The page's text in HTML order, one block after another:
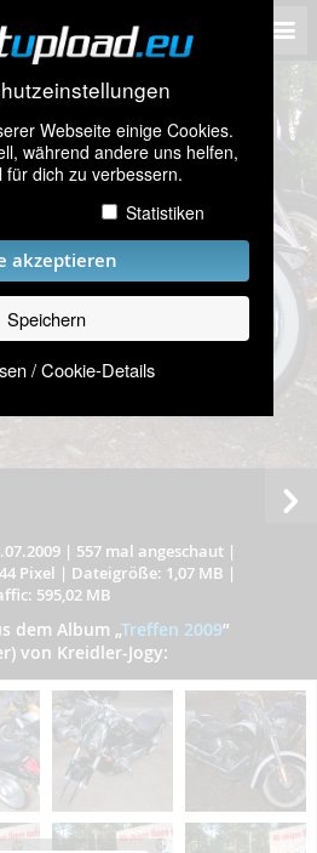
Webseite einige Cookies.
während andere uns helfen,
für dich zu verbessern.
Statistiken
akzeptieren
Speichern
/ Cookie-Details
| 557 mal angeschaut |
Pixel | Dateigröße: 1,07 MB |
595,02 MB
dem Album „Treffen 2009”
von Kreidler-Jogy: